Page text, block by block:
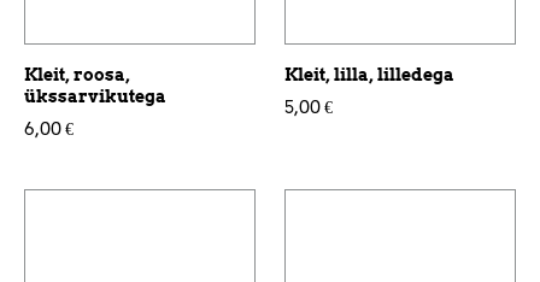
Kleit, roosa,
ükssarvikutega
6,00 €
Kleit, lilla, lilledega
5,00 €